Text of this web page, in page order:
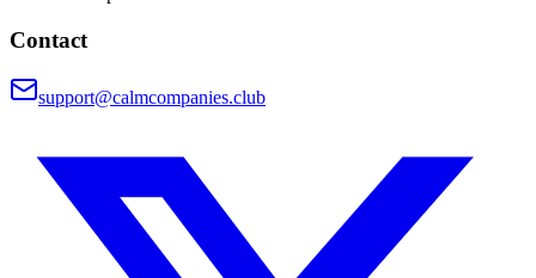
Contact
support@calmcompanies.club